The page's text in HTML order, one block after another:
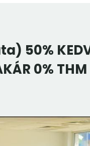
50%
0% THM